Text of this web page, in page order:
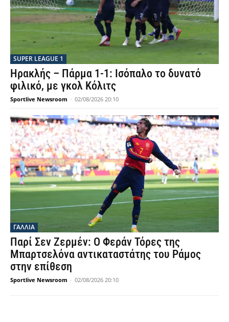
SUPER LEAGUE 1
Ηρακλής – Πάρμα 1-1: Ισόπαλο το δυνατό
φιλικό, με γκολ Κόλιτς
Sportlive Newsroom - 02/08/2026 20:10
ΓΑΛΛΙΑ
Παρί Σεν Ζερμέν: Ο Φεράν Τόρες της
Μπαρτσελόνα αντικαταστάτης του Ράμος
στην επίθεση
Sportlive Newsroom - 02/08/2026 20:10